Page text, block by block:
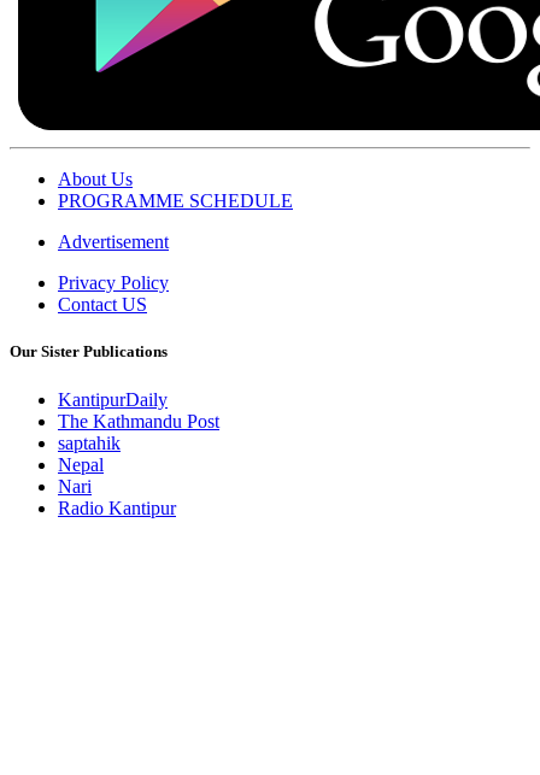
About Us
PROGRAMME SCHEDULE
Advertisement
Privacy Policy
Contact US
Our Sister Publications
KantipurDaily
The Kathmandu Post
saptahik
Nepal
Nari
Radio Kantipur